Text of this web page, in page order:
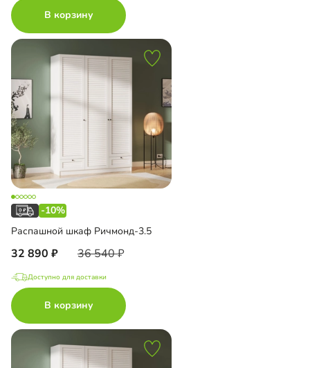
В корзину
-10%
Распашной шкаф Ричмонд-3.5
32 890 36 540
Доступно для доставки
В корзину